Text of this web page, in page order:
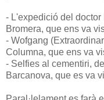
- L'expedició del
Bromera, que ens va
- Wofgang
Columna, que ens va
- Selfies al cementiri,
Barcanova, que es va